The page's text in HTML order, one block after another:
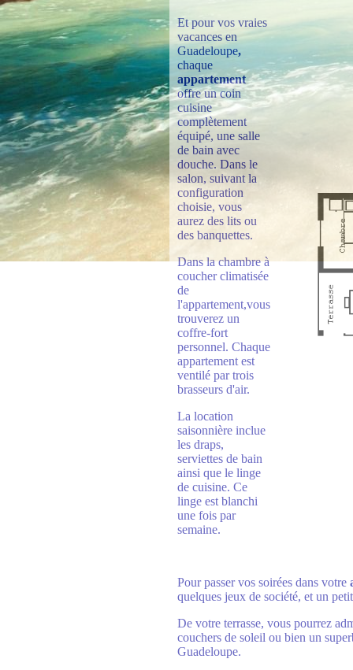
Et pour vos vraies
vacances en
Guadeloupe,
chaque
appartement
offre un coin
cuisine
complètement
équipé, une salle
de bain avec
douche. Dans le
salon, suivant la
configuration
choisie, vous
aurez des lits ou
des banquettes.
Dans la chambre à
coucher climatisée
de
l'appartement,vous
trouverez un
coffre-fort
personnel. Chaque
appartement est
ventilé par trois
brasseurs d'air.
La location
saisonnière inclue
les draps,
serviettes de bain
ainsi que le linge
de cuisine. Ce
linge est blanchi
une fois par
semaine.
Pour passer vos soirées dans votre
quelques jeux de société, et un
De votre terrasse, vous pourrez
couchers de soleil ou bien un
Guadeloupe.